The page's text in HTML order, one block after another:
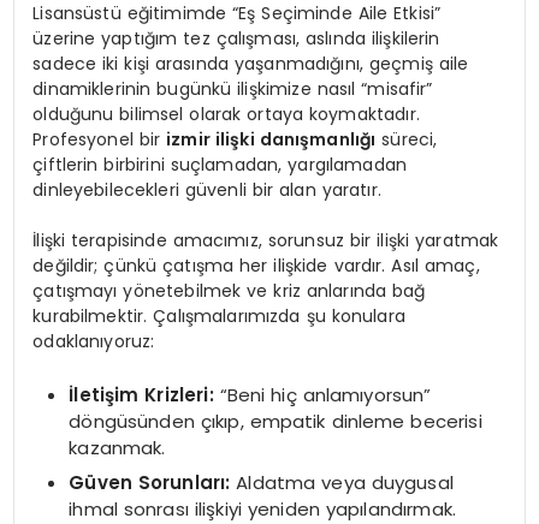
Lisansüstü eğitimimde “Eş Seçiminde Aile Etkisi”
üzerine yaptığım tez çalışması, aslında ilişkilerin
sadece iki kişi arasında yaşanmadığını, geçmiş aile
dinamiklerinin bugünkü ilişkimize nasıl “misafir”
olduğunu bilimsel olarak ortaya koymaktadır.
Profesyonel bir izmir ilişki danışmanlığı süreci,
çiftlerin birbirini suçlamadan, yargılamadan
dinleyebilecekleri güvenli bir alan yaratır.
İlişki terapisinde amacımız, sorunsuz bir ilişki yaratmak
değildir; çünkü çatışma her ilişkide vardır. Asıl amaç,
çatışmayı yönetebilmek ve kriz anlarında bağ
kurabilmektir. Çalışmalarımızda şu konulara
odaklanıyoruz:
İletişim Krizleri: “Beni hiç anlamıyorsun”
döngüsünden çıkıp, empatik dinleme becerisi
kazanmak.
Güven Sorunları: Aldatma veya duygusal
ihmal sonrası ilişkiyi yeniden yapılandırmak.